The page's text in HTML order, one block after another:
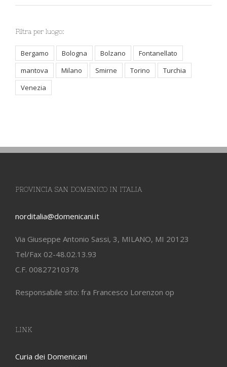
Filtra per luogo:
Bergamo Bologna Bolzano
Fontanellato
mantova
Milano Smirne Torino
Turchia
Venezia
PROVINCIA SAN DOMENICO IN ITALIA
norditalia@domenicani.it
Via Giuseppe Antonio Sassi, 3, MILANO, MI 20123
Tel/Fax 02-48.02.13.93
C.F. 00827210378
Responsabile sito: fra Francesco Lorenzon op
LINK
Curia dei Domenicani